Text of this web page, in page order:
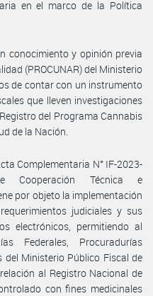
en el marco de la Política
conocimiento y opinión previa
(PROCUNAR) del Ministerio
de contar con un instrumento
que lleven investigaciones
del Programa Cannabis
de la Nación.
Complementaria N° IF-2023-
de Cooperación Técnica e
por objeto la implementación
judiciales y sus
electrónicos, permitiendo al
Federales, Procuradurías
del Ministerio Público Fiscal de
al Registro Nacional de
con fines medicinales